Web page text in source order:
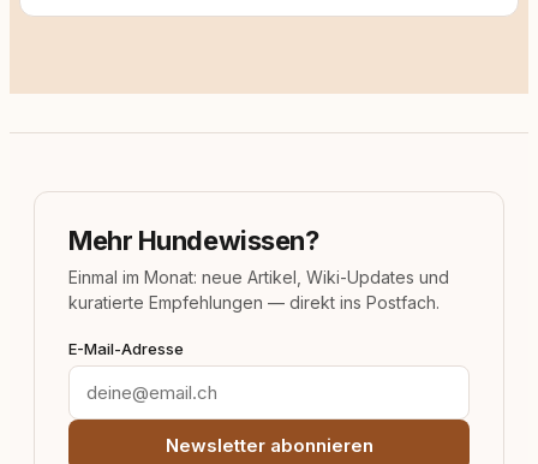
Mehr Hundewissen?
Einmal im Monat: neue Artikel, Wiki-Updates und
kuratierte Empfehlungen — direkt ins Postfach.
E-Mail-Adresse
Newsletter abonnieren